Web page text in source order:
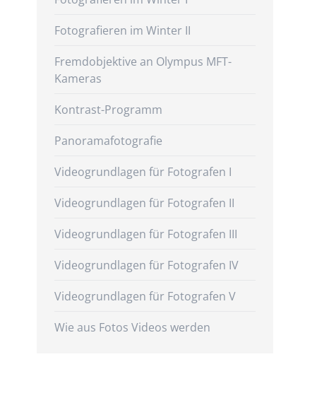
Fotografieren im Winter II
Fremdobjektive an Olympus MFT-
Kameras
Kontrast-Programm
Panoramafotografie
Videogrundlagen für Fotografen I
Videogrundlagen für Fotografen II
Videogrundlagen für Fotografen III
Videogrundlagen für Fotografen IV
Videogrundlagen für Fotografen V
Wie aus Fotos Videos werden